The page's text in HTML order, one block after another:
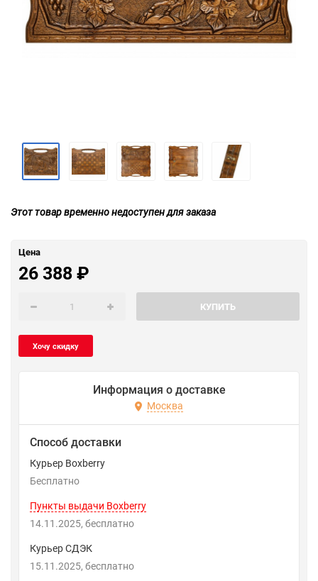
Этот товар временно недоступен для заказа
Цена
26 388₽
КУПИТЬ
Информация о доставке
Москва
Способ доставки
Курьер Boxberry
Бесплатно
Пункты выдачи Boxberry
14.11.2025
Бесплатно
Курьер СДЭК
15.11.2025
Бесплатно